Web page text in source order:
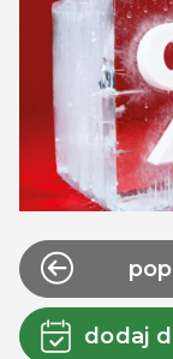
dodaj